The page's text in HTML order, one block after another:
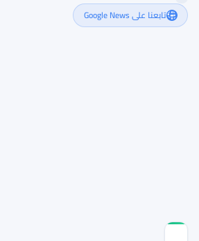
تابعنا على Google News